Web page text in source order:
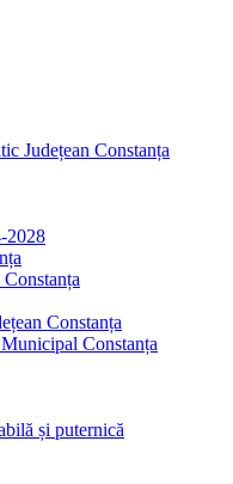
Județean Constanța
2028
Constanța
Constanța
și puternică